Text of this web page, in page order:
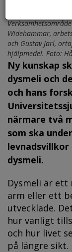
Widehammar,
och Gustav Jarl,
hjälpmedel. Foto:
Ny kunskap
dysmeli och
och hans
närmare två
som ska
dysmeli.
Dysmeli är
arm eller ett
utvecklade.
hur vanligt
och hur livet
på längre sikt.